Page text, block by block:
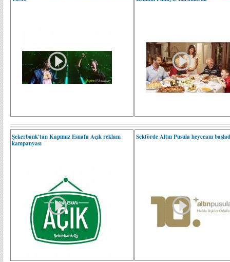
Şekerbank'tan Kapımız Esnafa Açık reklam
kampanyası
Sektörde Altın Pusula heyecanı